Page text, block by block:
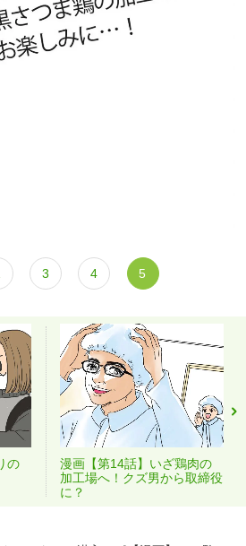
3 4 5
の
漫画【第14話】いざ鶏肉の
加工場へ！クズ男から取締役
に？